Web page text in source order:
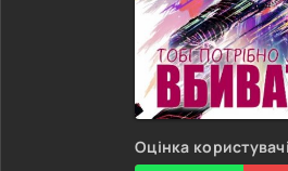
Оцінка